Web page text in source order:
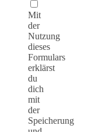
Mit
der
Nutzung
dieses
Formulars
erklärst
du
dich
mit
der
Speicherung